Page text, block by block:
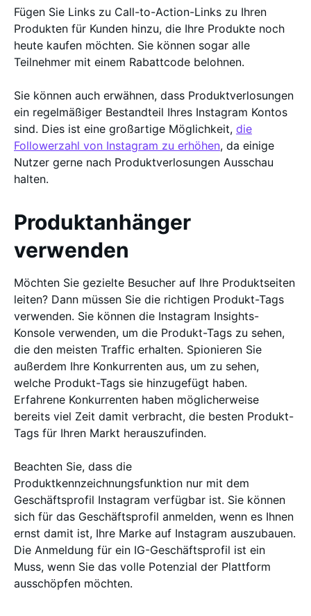
Fügen Sie Links zu Call-to-Action-Links zu Ihren
Produkten für Kunden hinzu, die Ihre Produkte noch
heute kaufen möchten. Sie können sogar alle
Teilnehmer mit einem Rabattcode belohnen.
Sie können auch erwähnen, dass Produktverlosungen
ein regelmäßiger Bestandteil Ihres Instagram Kontos
sind. Dies ist eine großartige Möglichkeit, die
Followerzahl von Instagram zu erhöhen, da einige
Nutzer gerne nach Produktverlosungen Ausschau
halten.
Produktanhänger
verwenden
Möchten Sie gezielte Besucher auf Ihre Produktseiten
leiten? Dann müssen Sie die richtigen Produkt-Tags
verwenden. Sie können die Instagram Insights-
Konsole verwenden, um die Produkt-Tags zu sehen,
die den meisten Traffic erhalten. Spionieren Sie
außerdem Ihre Konkurrenten aus, um zu sehen,
welche Produkt-Tags sie hinzugefügt haben.
Erfahrene Konkurrenten haben möglicherweise
bereits viel Zeit damit verbracht, die besten Produkt-
Tags für Ihren Markt herauszufinden.
Beachten Sie, dass die
Produktkennzeichnungsfunktion nur mit dem
Geschäftsprofil Instagram verfügbar ist. Sie können
sich für das Geschäftsprofil anmelden, wenn es Ihnen
ernst damit ist, Ihre Marke auf Instagram auszubauen.
Die Anmeldung für ein IG-Geschäftsprofil ist ein
Muss, wenn Sie das volle Potenzial der Plattform
ausschöpfen möchten.